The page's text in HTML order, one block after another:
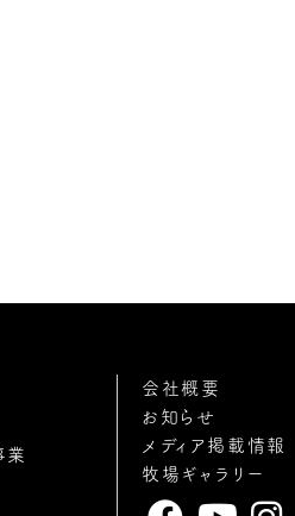
業
会社概要
お知らせ
メディア掲載情報
牧場ギャラリー